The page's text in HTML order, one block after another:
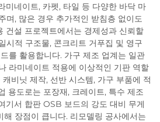
미네이트, 카펫, 타일 등 다양한 바닥 마
며, 많은 경우 추가적인 받침층 없이도
건설 프로젝트에서는 경제성과 신뢰할
시적 구조물, 콘크리트 거푸집 및 영구
를 활용합니다. 가구 제조 업계는 일관
라미네이트 적용에 이상적인 기판 역할
비닛 제작, 선반 시스템, 가구 부품에 적
용도로는 포장재, 크레이트, 특수 제조
기서 합판 OSB 보드의 강도 대비 무게
해 장점이 큽니다. 리모델링 공사에서는